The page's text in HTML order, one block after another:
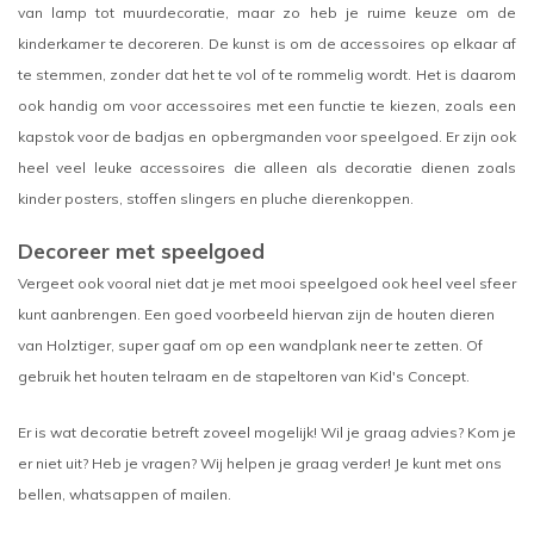
van lamp tot muurdecoratie, maar zo heb je ruime keuze om de
kinderkamer te decoreren. De kunst is om de accessoires op elkaar af
te stemmen, zonder dat het te vol of te rommelig wordt. Het is daarom
ook handig om voor accessoires met een functie te kiezen, zoals een
kapstok voor de badjas en opbergmanden voor speelgoed. Er zijn ook
heel veel leuke accessoires die alleen als decoratie dienen zoals
kinder posters, stoffen slingers en pluche dierenkoppen.
Decoreer met speelgoed
Vergeet ook vooral niet dat je met mooi speelgoed ook heel veel sfeer
kunt aanbrengen. Een goed voorbeeld hiervan zijn de houten dieren
van Holztiger, super gaaf om op een wandplank neer te zetten. Of
gebruik het houten telraam en de stapeltoren van Kid's Concept.
Er is wat decoratie betreft zoveel mogelijk! Wil je graag advies? Kom je
er niet uit? Heb je vragen? Wij helpen je graag verder! Je kunt met ons
bellen, whatsappen of mailen.